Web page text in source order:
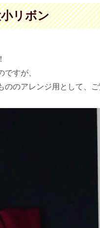
リボン
すが、
ののアレンジ用として、